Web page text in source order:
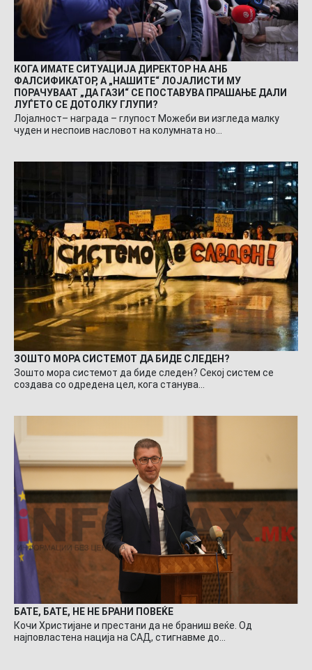
КОГА ИМАТЕ СИТУАЦИЈА ДИРЕКТОР НА АНБ
ФАЛСИФИКАТОР, А „НАШИТЕ“ ЛОЈАЛИСТИ МУ
ПОРАЧУВААТ „ДА ГАЗИ“ СЕ ПОСТАВУВА ПРАШАЊЕ ДАЛИ
ЛУЃЕТО СЕ ДОТОЛКУ ГЛУПИ?
Лојалност– награда – глупост Можеби ви изгледа малку
чуден и неспоив насловот на колумната но…
ЗОШТО МОРА СИСТЕМОТ ДА БИДЕ СЛЕДЕН?
Зошто мора системот да биде следен? Секој систем се
создава со одредена цел, кога станува…
БАТЕ, БАТЕ, НЕ НЕ БРАНИ ПОВЕЌЕ
Кочи Христијане и престани да не браниш веќе. Од
најповластена нација на САД, стигнавме до…